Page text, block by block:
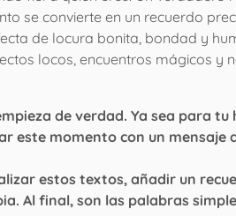
se convierte en un recuerdo
de locura bonita, bondad y
locos, encuentros mágicos y
de verdad. Ya sea para
este momento con un mensaje
estos textos, añadir un
Al final, son las palabras